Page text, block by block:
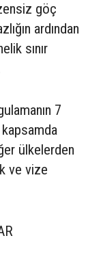
göç
ardından
sınır
7
kapsamda
ülkelerden
ve vize